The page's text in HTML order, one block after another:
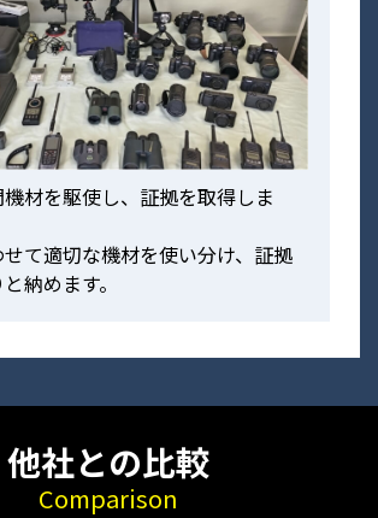
材を駆使し、証拠を取得しま
て適切な機材を使い分け、証拠
納めます。
他社との比較
Comparison